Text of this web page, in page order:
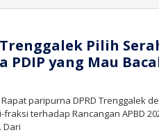
Pilih
PDIP yang Mau
Rapat paripurna DPRD Trenggalek
terhadap Rancangan APBD
Dari